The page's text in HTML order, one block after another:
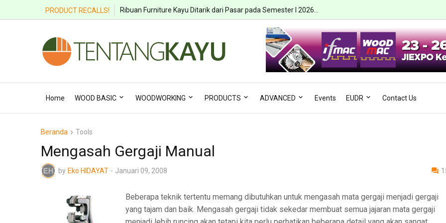
PRODUCT RECALLS! Ribuan Furniture Kayu Ditarik dari Pasar pada Semester I 2026...
Home WOOD BASIC WOODWORKING PRODUCTS ADVANCED Events EUDR Contact Us
Beranda Tools
Mengasah Gergaji Manual
by Eko HIDAYAT - Januari 09, 2008
Beberapa teknik tertentu memang dibutuhkan untuk mengasah mata gergaji menjadi gergaji
yang tajam dan baik. Mengasah gergaji tidak sekedar membuat semua jajaran mata gergaji